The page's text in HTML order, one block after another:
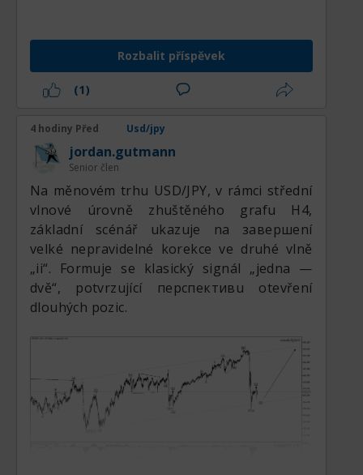
покупки инструмента все также остаются
в приоритете.Rozbalit příspěvek
(1)
4 hodiny Před Usd/jpy
jordan.gutmann
Senior člen
Na měnovém trhu USD/JPY, v rámci střední
vlnové úrovně zhuštěného grafu H4,
základní scénář ukazuje na завершení
velké nepravidelné korekce ve druhé vlně
„ii“. Formuje se klasický signál „jedna —
dvě“, potvrzující перспективu otevření
dlouhých pozic.